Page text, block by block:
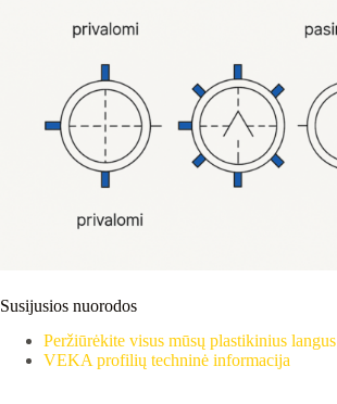
Susijusios nuorodos
Peržiūrėkite visus mūsų plastikinius langus
VEKA profilių techninė informacija